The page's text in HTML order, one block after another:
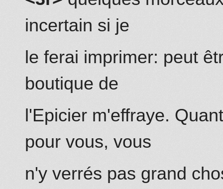
incertain si je
le ferai imprimer: peut
boutique de
l'Epicier m'effraye.
pour vous, vous
n'y verrés pas grand